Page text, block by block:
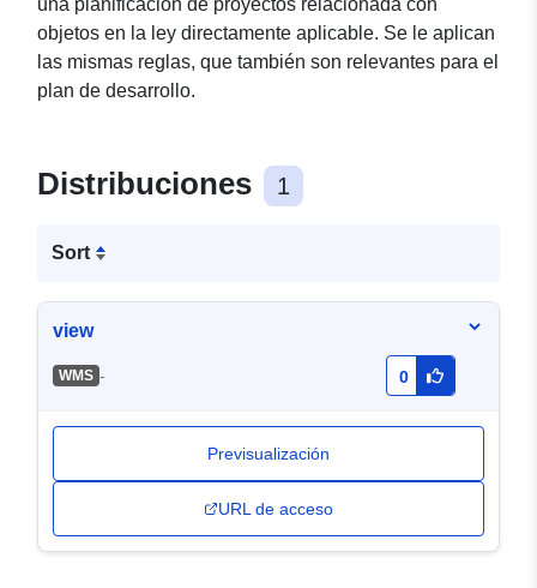
una planificación de proyectos relacionada con
objetos en la ley directamente aplicable. Se le aplican
las mismas reglas, que también son relevantes para el
plan de desarrollo.
Distribuciones 1
Sort
view
WMS - 0
Previsualización
URL de acceso